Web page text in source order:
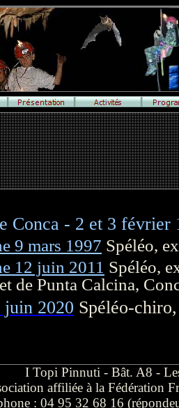
Conca - 2 et 3 février
9 mars 1997 Spéléo,
12 juin 2011 Spéléo,
de Punta Calcina,
juin 2020 Spéléo-
I Topi Pinnuti - Bât. A8 -
affiliée à la Fédération
: 04 95 32 68 16